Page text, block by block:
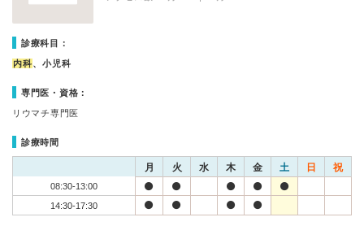
診療科目：
内科、小児科
専門医・資格：
リウマチ専門医
診療時間
月 火 水 木 金 土 日 祝
08:30-13:00
14:30-17:30